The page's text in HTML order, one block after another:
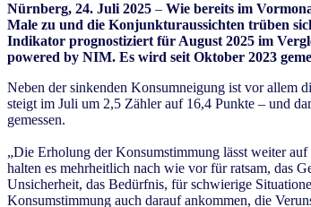
Nürnberg, 24. Juli 2025 – Wie bereits im
Male zu und die Konjunkturaussichten trüben
Indikator prognostiziert für August 2025 im
powered by NIM. Es wird seit Oktober 2023
Neben der sinkenden Konsumneigung ist vor allem
steigt im Juli um 2,5 Zähler auf 16,4 Punkte – und
gemessen.
„Die Erholung der Konsumstimmung lässt weiter
halten es mehrheitlich nach wie vor für ratsam, das
Unsicherheit, das Bedürfnis, für schwierige
Konsumstimmung auch darauf ankommen, die